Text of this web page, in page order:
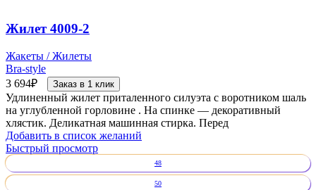
Жилет 4009-2
Жакеты / Жилеты
Bra-style
3 694₽ Заказ в 1 клик
Удлиненный жилет приталенного силуэта с воротником шаль
на углубленной горловине . На спинке — декоративный
хлястик. Деликатная машинная стирка. Перед
Добавить в список желаний
Быстрый просмотр
48
50